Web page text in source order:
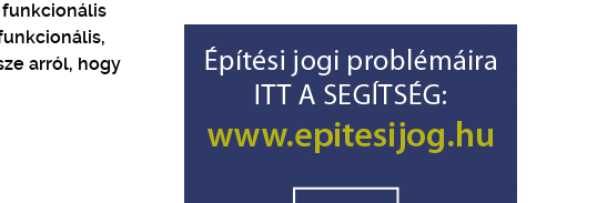
funkcionális
arról, hogy